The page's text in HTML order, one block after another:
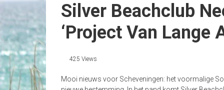
Silver Beachclub
‘Project Van Lange
425 Views
Mooi nieuws voor Scheveningen: het voormalige